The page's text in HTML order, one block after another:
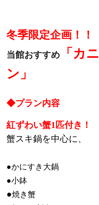
冬季限定企画！！
当館おすすめ
「カ
ン」
◆プラン内容
紅ずわい蟹1匹付き！
蟹スキ鍋を中心に、
●かにすき大鍋
●小鉢
●焼き蟹